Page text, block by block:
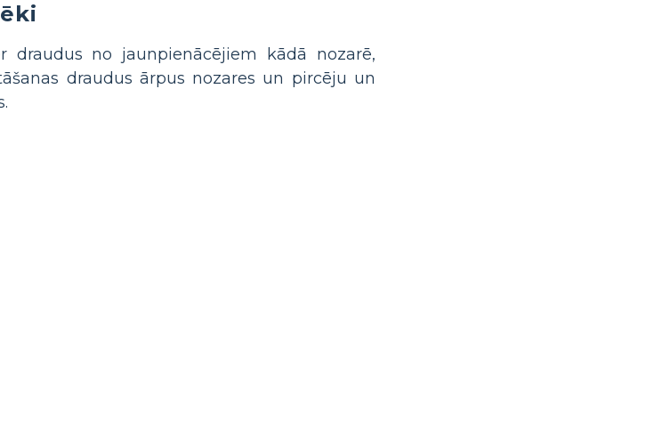
draudus no jaunpienācējiem kādā nozarē,
draudus ārpus nozares un pircēju un